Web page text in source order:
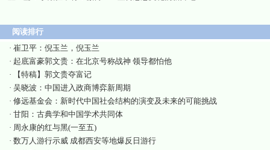
阅读排行
· 崔卫平：倪玉兰，倪玉兰
· 起底富豪郭文贵：在北京号称战神 领导都怕他
·
【特稿】郭文贵夺富记
· 吴晓波：中国进入政商博弈新周期
· 修远基金会：新时代中国社会结构的演变及未来的可能挑战
· 甘阳：古典学和中国学术共同体
· 周永康的红与黑(一至五)
· 数万人游行示威 成都西安等地爆反日游行